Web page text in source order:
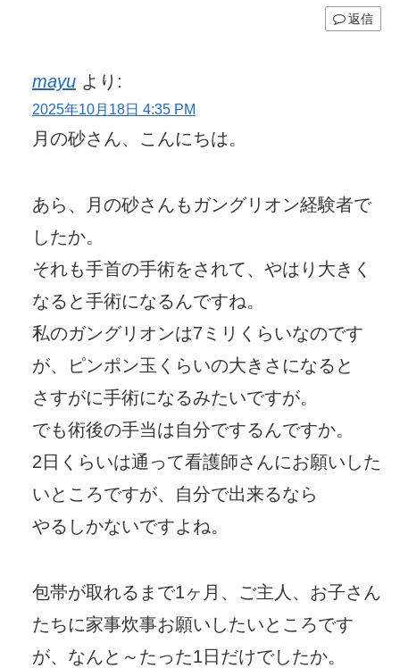
返信
mayu より:
2025年10月18日 4:35 PM
月の砂さん、こんにちは。
あら、月の砂さんもガングリオン経験者で
したか。
それも手首の手術をされて、やはり大きく
なると手術になるんですね。
私のガングリオンは7ミリくらいなのです
が、ピンポン玉くらいの大きさになると
さすがに手術になるみたいですが。
でも術後の手当は自分でするんですか。
2日くらいは通って看護師さんにお願いした
いところですが、自分で出来るなら
やるしかないですよね。
包帯が取れるまで1ヶ月、ご主人、お子さん
たちに家事炊事お願いしたいところです
が、なんと～たった1日だけでしたか。